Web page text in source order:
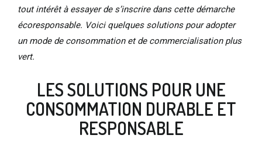
tout intérêt à essayer de s’inscrire dans cette démarche
écoresponsable. Voici quelques solutions pour adopter
un mode de consommation et de commercialisation plus
vert.
LES SOLUTIONS POUR UNE
CONSOMMATION DURABLE ET
RESPONSABLE